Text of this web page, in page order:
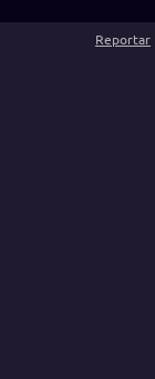
Reportar